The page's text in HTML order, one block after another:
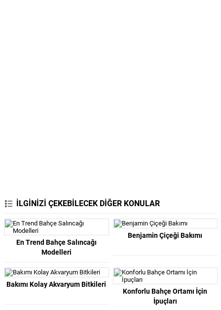
İLGİNİZİ ÇEKEBİLECEK DİĞER KONULAR
En Trend Bahçe Salıncağı
Modelleri
Benjamin Çiçeği Bakımı
Bakımı Kolay Akvaryum Bitkileri
Konforlu Bahçe Ortamı İçin
İpuçları